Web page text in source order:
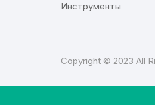
Инструменты
Copyright © 2023 All